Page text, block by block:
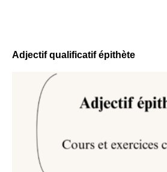
Adjectif qualificatif épithète